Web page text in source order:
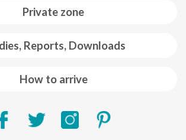
Private zone
Reports, Downloads
How to arrive